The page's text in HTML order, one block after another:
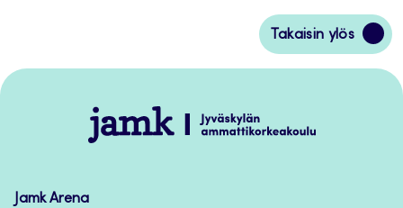
Takaisin ylös
Siirry
takaisin
Jamk
–
Jamk Arena